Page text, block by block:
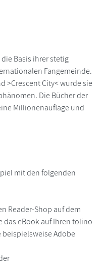
Basis ihrer stetig
Fangemeinde.
>Crescent City< wurde sie
Die Bücher der
Millionenauflage und
mit den folgenden
Reader-Shop auf dem
eBook auf Ihren tolino
Adobe